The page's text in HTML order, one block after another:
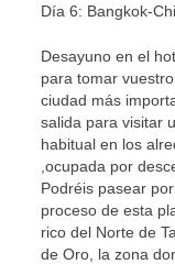
Día 6: Bangkok-
Desayuno en el
para tomar
ciudad más
salida para visitar
habitual en los
,ocupada por
Podréis pasear
proceso de esta
rico del Norte de
de Oro, la zona